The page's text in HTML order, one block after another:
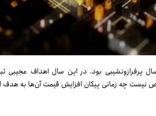
سال پرفراز‌و‌نشیبی بود. در این سال اهداف
نیست چه زمانی پیکان افزایش قیمت آن‌ها به هدف